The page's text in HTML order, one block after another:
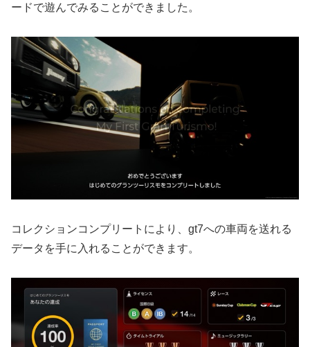
ードで遊んでみることができました。
コレクションコンプリートにより、gt7への車両を送れる
データを手に入れることができます。